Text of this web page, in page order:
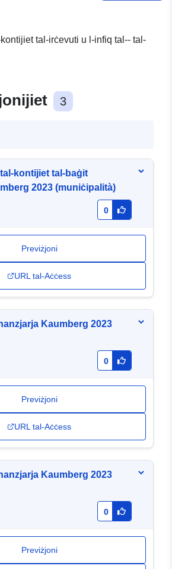
tal-irċevuti u l-infiq tal-- tal-
3
kontijiet tal-baġit
2023 (muniċipalità)
0
Previżjoni
URL tal-Aċċess
Kaumberg 2023
0
Previżjoni
URL tal-Aċċess
Kaumberg 2023
0
Previżjoni